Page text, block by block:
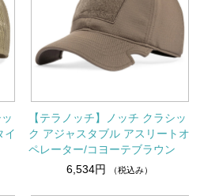
イ
【テラノッチ】ノッチ クラシッ
ク アジャスタブル アスリートオ
ペレーター/コヨーテブラウン
6,534円
（税込み）